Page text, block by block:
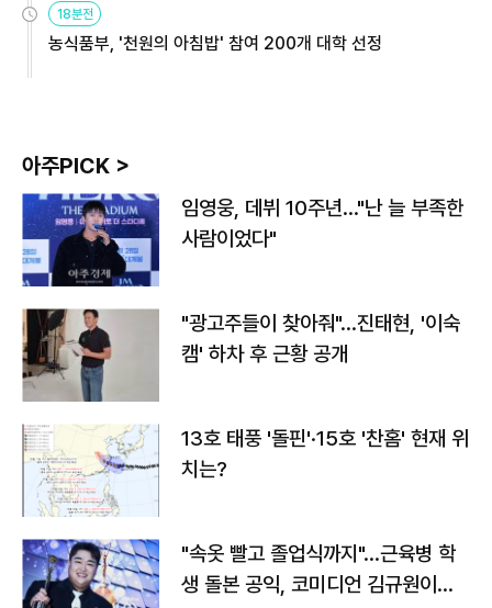
18분전
농식품부, '천원의 아침밥' 참여 200개 대학 선정
아주PICK >
임영웅, 데뷔 10주년…"난 늘 부족한
사람이었다"
"광고주들이 찾아줘"…진태현, '이숙
캠' 하차 후 근황 공개
13호 태풍 '돌핀'·15호 '찬홈' 현재 위
치는?
"속옷 빨고 졸업식까지"…근육병 학
생 돌본 공익, 코미디언 김규원이었